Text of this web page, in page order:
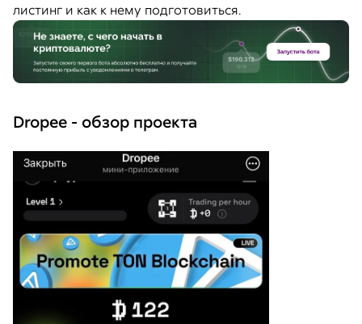
листинг и как к нему подготовиться.
Dropee - обзор проекта